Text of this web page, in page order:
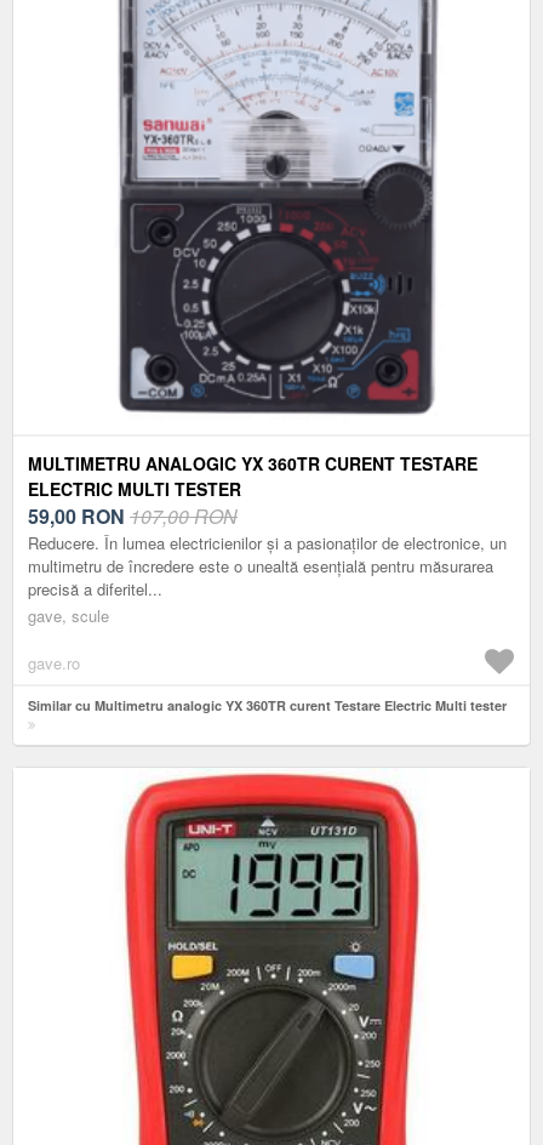
MULTIMETRU ANALOGIC YX 360TR CURENT TESTARE
ELECTRIC MULTI TESTER
59,00 RON 107,00 RON
Reducere. În lumea electricienilor și a pasionaților de electronice, un
multimetru de încredere este o unealtă esențială pentru măsurarea
precisă a diferitel...
gave, scule
gave.ro
Similar cu Multimetru analogic YX 360TR curent Testare Electric Multi tester